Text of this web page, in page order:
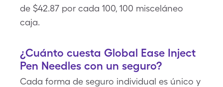
de $42.87 por cada 100, 100 misceláneo
caja.
¿Cuánto cuesta Global Ease Inject
Pen Needles con un seguro?
Cada forma de seguro individual es único y